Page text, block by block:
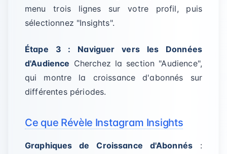
menu trois lignes sur votre profil, puis
sélectionnez "Insights".
Étape 3 : Naviguer vers les Données
d'Audience Cherchez la section "Audience",
qui montre la croissance d'abonnés sur
différentes périodes.
Ce que Révèle Instagram Insights
Graphiques de Croissance d'Abonnés :